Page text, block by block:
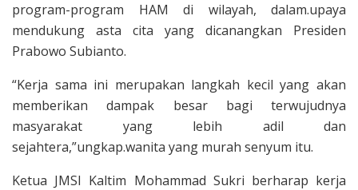
program-program HAM di wilayah, dalam.upaya
mendukung asta cita yang dicanangkan Presiden
Prabowo Subianto.
“Kerja sama ini merupakan langkah kecil yang akan
memberikan dampak besar bagi terwujudnya
masyarakat yang lebih adil dan
sejahtera,”ungkap.wanita yang murah senyum itu.
Ketua JMSI Kaltim Mohammad Sukri berharap kerja